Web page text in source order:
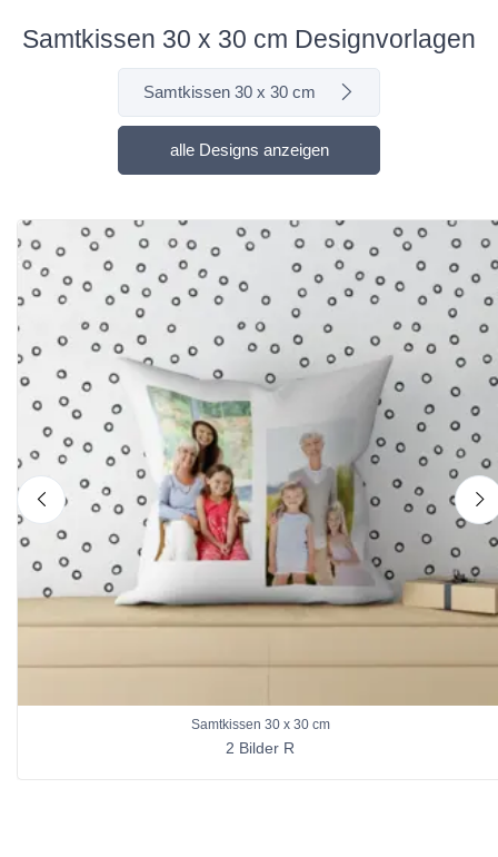
Samtkissen 30 x 30 cm Designvorlagen
Samtkissen 30 x 30 cm
alle Designs anzeigen
nach links
Samtkissen 30 x 30 cm
2 Bilder R